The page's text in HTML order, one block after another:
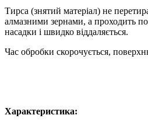
Тирса (знятий матеріал) не
алмазними зернами, а проходить
насадки і швидко віддаляється.
Час обробки скорочується,
Характеристика: